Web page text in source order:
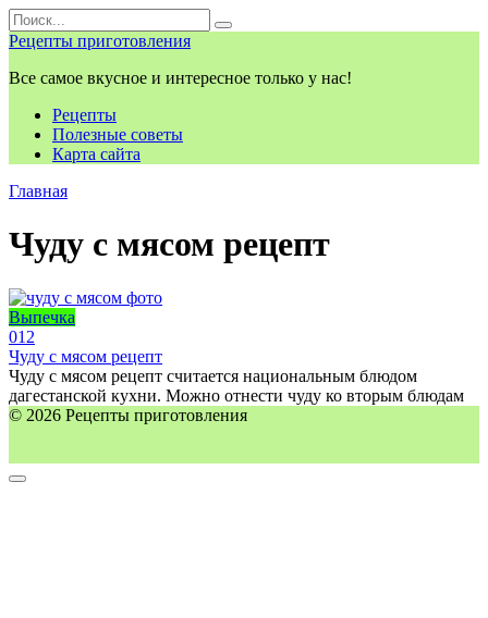
Перейти
к
контенту
Search
for:
Рецепты приготовления
Все самое вкусное и интересное только у нас!
Рецепты
Полезные советы
Карта сайта
Главная
Чуду с мясом рецепт
Выпечка
012
Чуду с мясом рецепт
Чуду с мясом рецепт считается национальным блюдом
дагестанской кухни. Можно отнести чуду ко вторым блюдам
© 2026 Рецепты приготовления